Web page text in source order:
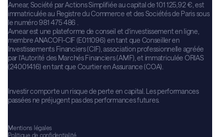
Avnear, Société par Actions Simplifiée au capital de 101 125,92 €, est
immatriculée au Registre du Commerce et des Sociétés de Paris sous
le numéro 981 475 486 .
Avnear est une plateforme de conseil et d’investissement en ligne,
membre ANACOFI-CIF (E011096) en tant que Conseiller en
Investissements Financiers (CIF), association professionnelle agréée
par l’Autorité des Marchés Financiers (AMF), et immatriculée ORIAS
(24001416) en tant que Courtier en Assurance (COA).
Investir comporte un risque de perte en capital. Les performances
passées ne préjugent pas des performances futures.
Mentions légales
Politique de confidentialité